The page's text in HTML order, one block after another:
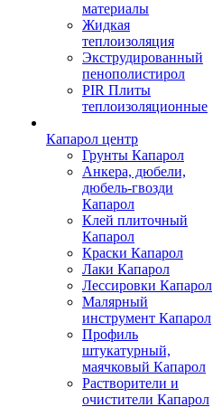
материалы
Жидкая
теплоизоляция
Экструдированный
пенополистирол
PIR Плиты
теплоизоляционные
Капарол центр
Грунты Капарол
Анкера, дюбели,
дюбель-гвозди
Капарол
Клей плиточный
Капарол
Краски Капарол
Лаки Капарол
Лессировки Капарол
Малярный
инструмент Капарол
Профиль
штукатурный,
маячковый Капарол
Растворители и
очистители Капарол